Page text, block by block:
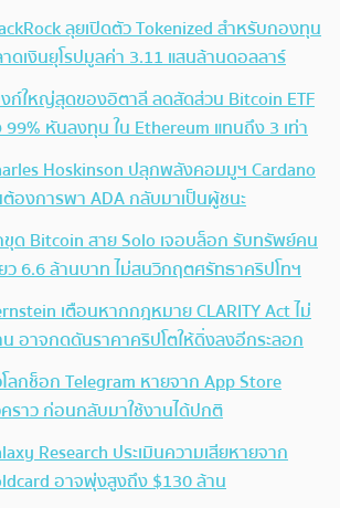
ลุยเปิดตัว Tokenized สำหรับกองทุน
ดเงินยุโรปมูลค่า 3.11 แสนล้านดอลลาร์
ก์ใหญ่สุดของอิตาลี ลดสัดส่วน Bitcoin ETF
99% หันลงทุน ใน Ethereum แทนถึง 3 เท่า
Hoskinson ปลุกพลังคอมมูฯ Cardano
องการพา ADA กลับมาเป็นผู้ชนะ
ด Bitcoin สาย Solo เจอบล็อก รับทรัพย์คน
ว 6.6 ล้านบาท ไม่สนวิกฤตศรัทธาคริปโทฯ
เตือนหากกฎหมาย CLARITY Act ไม่
อาจกดดันราคาคริปโตให้ดิ่งลงอีกระลอก
ลกช็อก Telegram หายจาก App Store
ราว ก่อนกลับมาใช้งานได้ปกติ
Research ประเมินความเสียหายจาก
อาจพุ่งสูงถึง $130 ล้าน